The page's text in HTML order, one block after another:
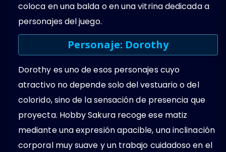
coloca en una balda o en una vitrina dedicada a
personajes del juego.
Personaje: Dorothy
Dorothy es uno de esos personajes cuyo
atractivo no depende solo del vestuario o del
colorido, sino de la sensación de presencia que
proyecta. Hobby Sakura recoge ese matiz
mediante una expresión apacible, una inclinación
corporal muy suave y un trabajo cuidadoso en el